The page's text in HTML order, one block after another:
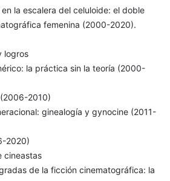
la escalera del celuloide: el doble
femenina (2000-2020).
logros
la práctica sin la teoría (2000-
2010)
ginealogía y gynocine (2011-
2020)
cineastas
de la ficción cinematográfica: la